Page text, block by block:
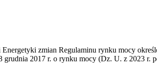
zmian Regulaminu rynku mocy
2017 r. o rynku mocy (Dz. U. z 2023 r.